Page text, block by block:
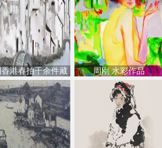
港春拍千余件藏
逾7亿港元，吴冠
中
周刚 水彩作品